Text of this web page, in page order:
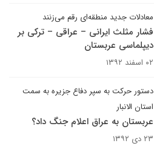
معادلات جدید منطقه‌ای رقم می‌زنند
فشار مثلث ایرانی – عراقی – ترکی بر
دیپلماسی عربستان
۰۲ اسفند ۱۳۹۲
دستور حرکت به سپر دفاع جزیره به سمت
استان الانبار
عربستان به عراق اعلام جنگ داد؟
۲۳ دی ۱۳۹۲